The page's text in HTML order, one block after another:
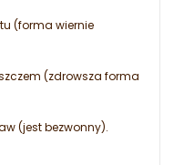
(forma wiernie
(zdrowsza forma
(jest bezwonny).